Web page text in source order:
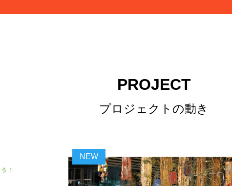
PROJECT
プロジェクトの動き
NEW